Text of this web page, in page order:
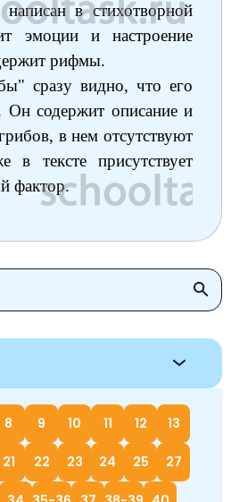
в стихотворной
эмоции и настроение
рифмы.
сразу видно, что его
Он содержит описание и
в нем отсутствуют
в тексте присутствует
фактор.
8 9 10 11 12 13
21 22 23 24 25 27